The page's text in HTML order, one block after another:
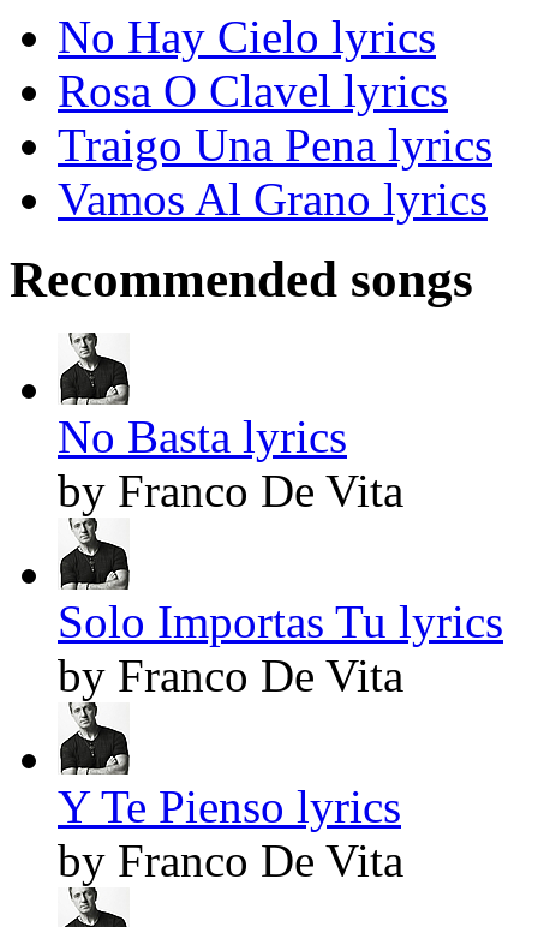
No Hay Cielo lyrics
Rosa O Clavel lyrics
Traigo Una Pena lyrics
Vamos Al Grano lyrics
Recommended songs
No Basta lyrics
by Franco De Vita
Solo Importas Tu lyrics
by Franco De Vita
Y Te Pienso lyrics
by Franco De Vita